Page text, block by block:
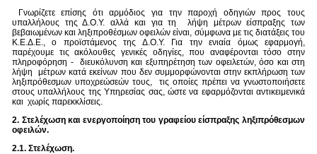
Γνωρίζετε επίσης ότι αρμόδιος για την παροχή οδηγιών προς τους
υπαλλήλους της Δ.Ο.Υ. αλλά και για τη λήψη μέτρων είσπραξης των
βεβαιωμένων και ληξιπροθέσμων οφειλών είναι, σύμφωνα με τις διατάξεις του
Κ.Ε.Δ.Ε., ο προϊστάμενος της Δ.Ο.Υ. Για την ενιαία όμως εφαρμογή,
παρέχουμε τις ακόλουθες γενικές οδηγίες, που αναφέρονται τόσο στην
πληροφόρηση - διευκόλυνση και εξυπηρέτηση των οφειλετών, όσο και στη
λήψη μέτρων κατά εκείνων που δεν συμμορφώνονται στην εκπλήρωση των
ληξιπρόθεσμων υποχρεώσεών τους, τις οποίες πρέπει να γνωστοποιήσετε
στους υπαλλήλους της Υπηρεσίας σας, ώστε να εφαρμόζονται αντικειμενικά
και χωρίς παρεκκλίσεις.
2. Στελέχωση και ενεργοποίηση του γραφείου είσπραξης ληξιπρόθεσμων
οφειλών.
2.1. Στελέχωση.